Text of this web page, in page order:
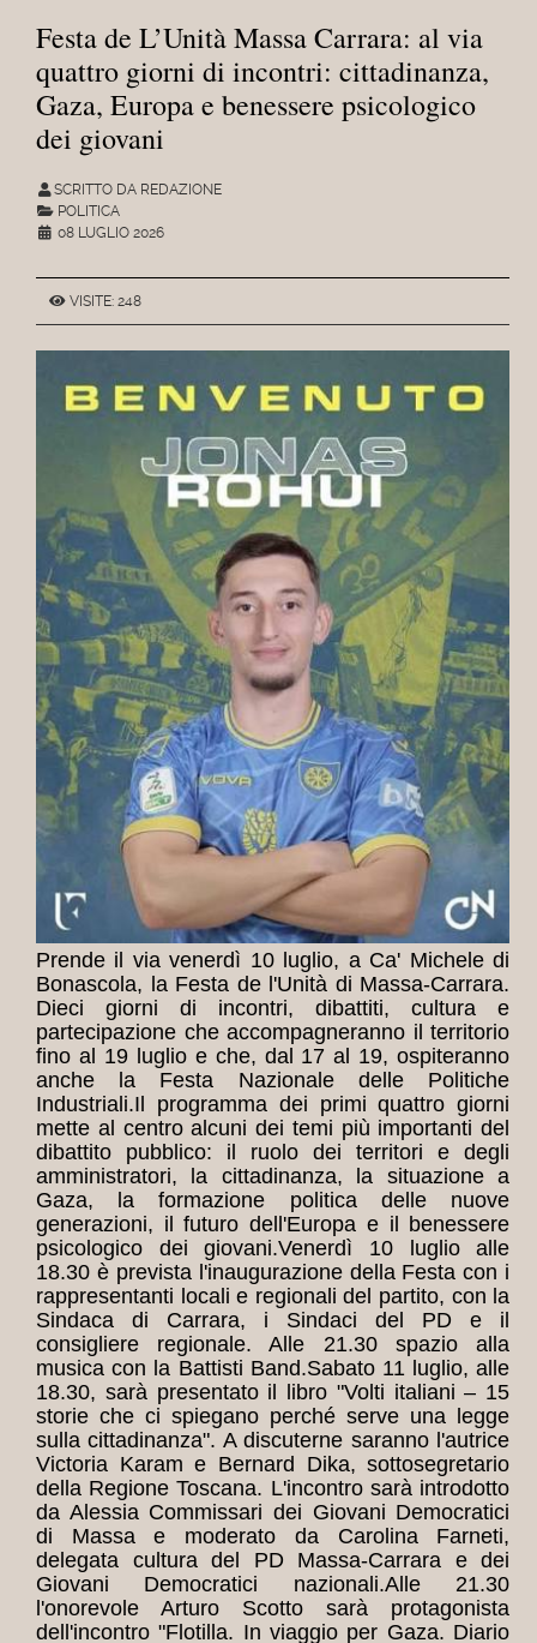
Festa de L’Unità Massa Carrara: al via
quattro giorni di incontri: cittadinanza,
Gaza, Europa e benessere psicologico
dei giovani
SCRITTO DA REDAZIONE
POLITICA
08 LUGLIO 2026
VISITE: 248
Prende il via venerdì 10 luglio, a Ca' Michele di
Bonascola, la Festa de l'Unità di Massa-Carrara.
Dieci giorni di incontri, dibattiti, cultura e
partecipazione che accompagneranno il territorio
fino al 19 luglio e che, dal 17 al 19, ospiteranno
anche la Festa Nazionale delle Politiche
Industriali.Il programma dei primi quattro giorni
mette al centro alcuni dei temi più importanti del
dibattito pubblico: il ruolo dei territori e degli
amministratori, la cittadinanza, la situazione a
Gaza, la formazione politica delle nuove
generazioni, il futuro dell'Europa e il benessere
psicologico dei giovani.Venerdì 10 luglio alle
18.30 è prevista l'inaugurazione della Festa con i
rappresentanti locali e regionali del partito, con la
Sindaca di Carrara, i Sindaci del PD e il
consigliere regionale. Alle 21.30 spazio alla
musica con la Battisti Band.Sabato 11 luglio, alle
18.30, sarà presentato il libro "Volti italiani – 15
storie che ci spiegano perché serve una legge
sulla cittadinanza". A discuterne saranno l'autrice
Victoria Karam e Bernard Dika, sottosegretario
della Regione Toscana. L'incontro sarà introdotto
da Alessia Commissari dei Giovani Democratici
di Massa e moderato da Carolina Farneti,
delegata cultura del PD Massa-Carrara e dei
Giovani Democratici nazionali.Alle 21.30
l'onorevole Arturo Scotto sarà protagonista
dell'incontro "Flotilla. In viaggio per Gaza. Diario